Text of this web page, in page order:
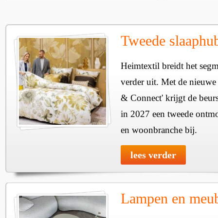
Tweede
Heimtextil breidt het
verder uit. Met de
& Connect' krijgt de
in 2027 een tweede
en woonbranche bij.
lees verder
Lampen en